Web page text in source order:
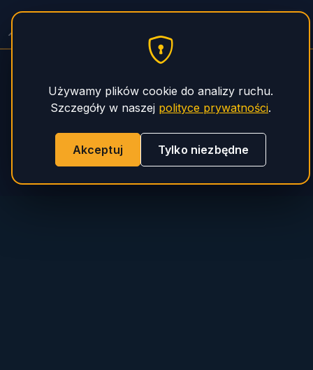
Używamy plików cookie do analizy ruchu.
Szczegóły w naszej polityce prywatności.
Akceptuj Tylko niezbędne